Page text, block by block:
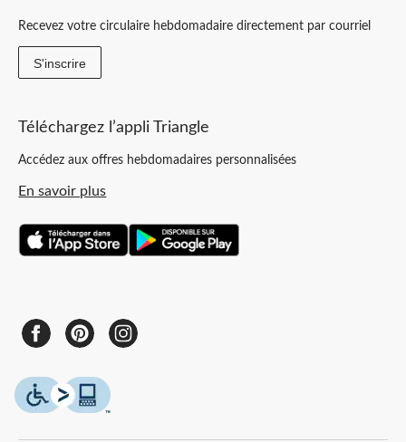
Recevez votre circulaire hebdomadaire directement par courriel
S'inscrire
Téléchargez l’appli Triangle
Accédez aux offres hebdomadaires personnalisées
En savoir plus